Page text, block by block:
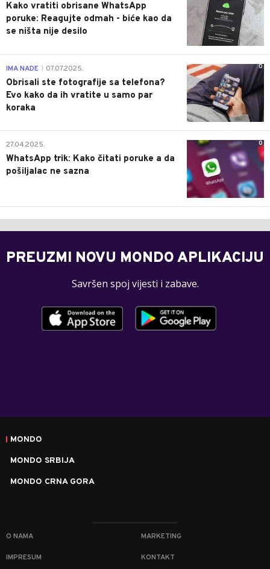
Kako vratiti obrisane WhatsApp
poruke: Reagujte odmah - biće kao da
se ništa nije desilo
0
IMA NADE 07.07.2025.
Obrisali ste fotografije sa telefona?
Evo kako da ih vratite u samo par
koraka
0
27.04.2025.
WhatsApp trik: Kako čitati poruke a da
pošiljalac ne sazna
PREUZMI NOVU MONDO APLIKACIJU
Savršen spoj vijesti i zabave.
MONDO
MONDO SRBIJA
MONDO CRNA GORA
O NAMA MARKETING
IMPRESUM KONTAKT